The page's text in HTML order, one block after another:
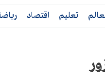
تعليم اقتصاد